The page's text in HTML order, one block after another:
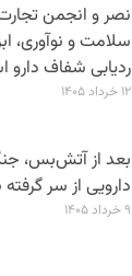
نصر و انجمن
سلامت و نوآوری،
ردیابی شفاف
۱۲ خرداد ۱۴۰۵
بعد از آتش‌بس،
دارویی از سر
۹ خرداد ۱۴۰۵